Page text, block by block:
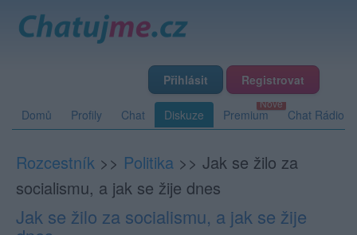
Přihlásit Registrovat
Domů Profily Chat Diskuze Premium Chat Rádio
Rozcestník >> Politika >> Jak se žilo za
socialismu, a jak se žije dnes
Jak se žilo za socialismu, a jak se žije